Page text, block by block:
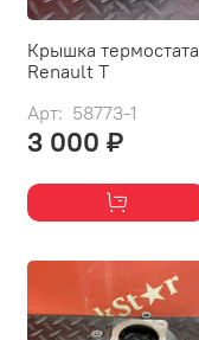
Крышка термостата
Renault T
Арт: 58773-1
3 000 ₽